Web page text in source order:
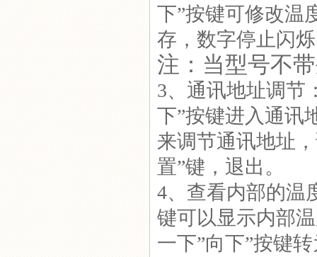
下”按键可修改温
存，数字停止闪
注：当型号不
3、通讯地址调节
下”按键进入通讯
来调节通讯地址
置”键，退出。
4、查看内部的温
键可以显示内部
一下”向下”按键